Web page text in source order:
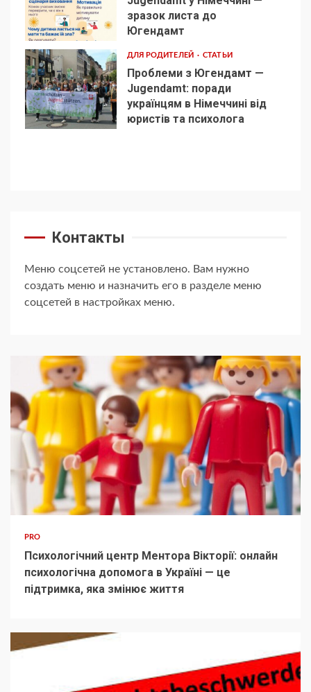
4
зразок листа до
Югендамт
5
ДЛЯ РОДИТЕЛЕЙ СТАТЬИ
Проблеми з Югендамт —
Jugendamt: поради
українцям в Німеччині від
юристів та психолога
Контакты
Меню соцсетей не установлено. Вам нужно
создать меню и назначить его в разделе меню
соцсетей в настройках меню.
PRO
Психологічний центр Ментора Вікторії: онлайн
психологічна допомога в Україні — це
підтримка, яка змінює життя